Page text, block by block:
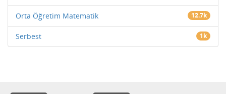
Orta Öğretim Matematik 12.7k
Serbest 1k